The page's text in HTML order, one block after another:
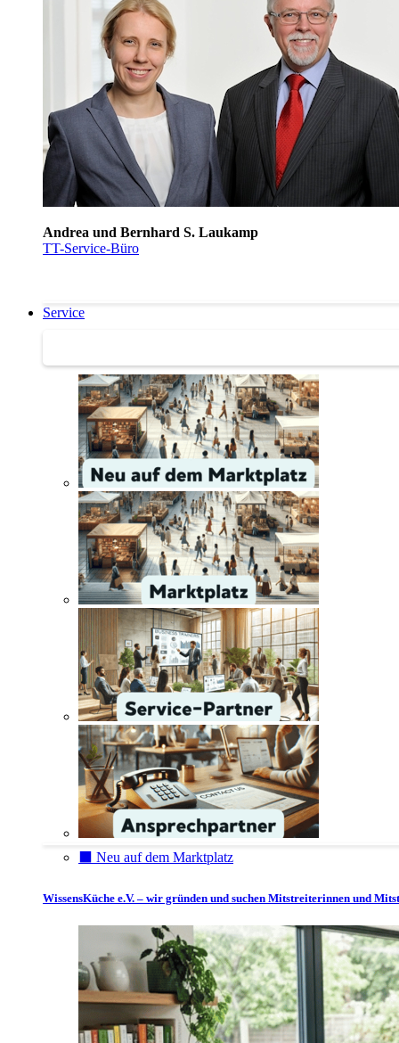
Andrea und Bernhard S. Laukamp
TT-Service-Büro
Service
⬛️ Neu auf dem Marktplatz
WissensKüche e.V. – wir gründen und suchen Mitstreiterinnen und